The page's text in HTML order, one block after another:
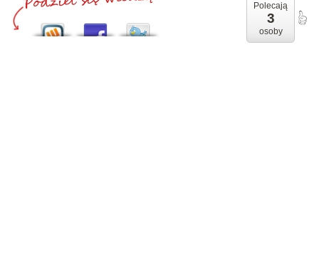
Polecają
3
osoby